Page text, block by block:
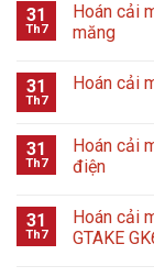
31
Th7
Hoán cải
măng
31
Th7
Hoán cải
31
Th7
Hoán cải
điện
31
Th7
Hoán cải
GTAKE